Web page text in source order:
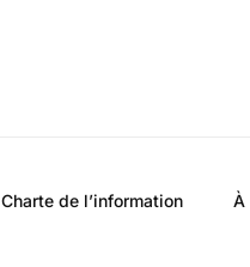
Charte de l’information À